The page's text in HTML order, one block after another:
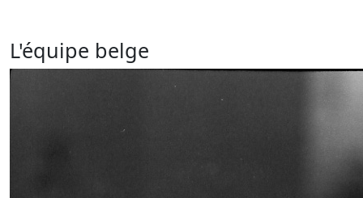
L'équipe belge